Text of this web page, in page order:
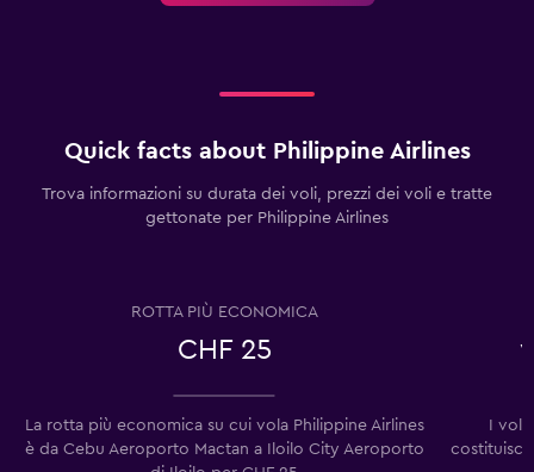
Quick facts about Philippine Airlines
Trova informazioni su durata dei voli, prezzi dei voli e tratte
gettonate per Philippine Airlines
ROTTA PIÙ ECONOMICA
CHF 25
La rotta più economica su cui vola Philippine Airlines
è da Cebu Aeroporto Mactan a Iloilo City Aeroporto
I